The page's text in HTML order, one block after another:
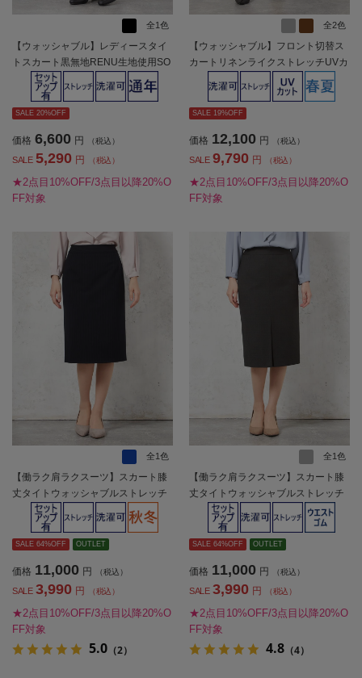
全1色
【ウォッシャブル】レディースタイ
トスカート黒無地RENU生地使用SO
FFICE通年【レディース】
SALE 20%OFF
価格 6,600 円 （税込）
SALE 5,290 円 （税込）
★2点目10%OFF/3点目以降20%O
FF対象
全2色
【ウォッシャブル】フロント切替ス
カートリネンライクストレッチUVカ
ットSOFFICE春夏【レディース】
SALE 19%OFF
価格 12,100 円 （税込）
SALE 9,790 円 （税込）
★2点目10%OFF/3点目以降20%O
FF対象
全1色
【働ラク肩ラクスーツ】スカート膝
丈タイトウォッシャブルストレッチ
ネイビーストライプSOFFICE秋冬
【レディース】
SALE 64%OFF OUTLET
価格 11,000 円 （税込）
SALE 3,990 円 （税込）
★2点目10%OFF/3点目以降20%O
FF対象
5.0 （2）
全1色
【働ラク肩ラクスーツ】スカート膝
丈タイトウォッシャブルストレッチ
グレーチェックSOFFICE秋冬【レデ
ィース】
SALE 64%OFF OUTLET
価格 11,000 円 （税込）
SALE 3,990 円 （税込）
★2点目10%OFF/3点目以降20%O
FF対象
4.8 （4）